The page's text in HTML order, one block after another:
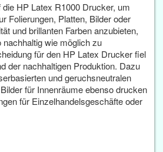
HP Latex R1000 Drucker, um
Folierungen, Platten, Bilder oder
und brillanten Farben anzubieten,
wie möglich zu
für den HP Latex Drucker fiel
der nachhaltigen Produktion. Dazu
und geruchsneutralen
für Innenräume ebenso drucken
für Einzelhandelsgeschäfte oder